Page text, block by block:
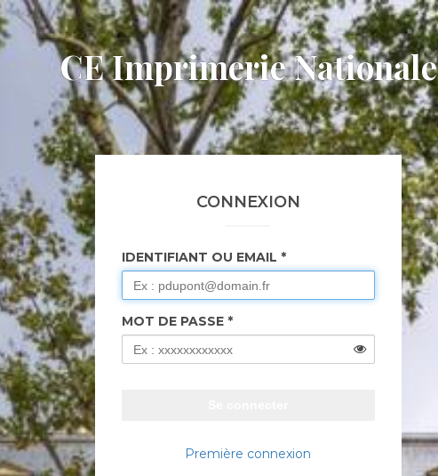
CE Imprimerie Nationale
CONNEXION
IDENTIFIANT OU EMAIL
MOT DE PASSE
Première connexion